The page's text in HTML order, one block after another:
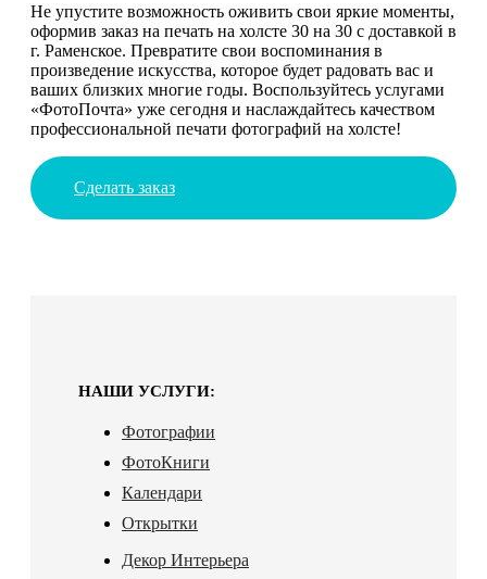
Не упустите возможность оживить свои яркие моменты,
оформив заказ на печать на холсте 30 на 30 с доставкой в
г. Раменское. Превратите свои воспоминания в
произведение искусства, которое будет радовать вас и
ваших близких многие годы. Воспользуйтесь услугами
«ФотоПочта» уже сегодня и наслаждайтесь качеством
профессиональной печати фотографий на холсте!
Сделать заказ
НАШИ УСЛУГИ:
Фотографии
ФотоКниги
Календари
Открытки
Декор Интерьера